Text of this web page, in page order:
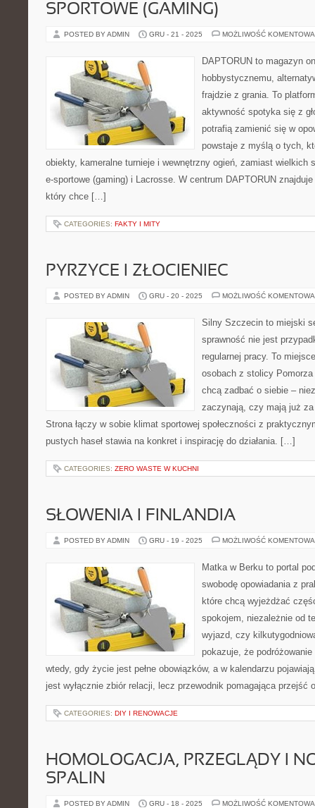
SPORTOWE (GAMING)
POSTED BY ADMIN GRU - 21 - 2025 MOŻLIWOŚĆ
DAPTORUN to magazyn
hobbystycznemu,
frajdzie z grania. To
aktywność spotyka się z
potrafią zamienić się w
powstaje z myślą o tych,
obiekty, kameralne turnieje i wewnętrzny ogień, zamiast wielkich
e-sportowe (gaming) i Lacrosse. W centrum DAPTORUN
który chce […]
CATEGORIES: FAKTY I MITY
PYRZYCE I ZŁOCIENIEC
POSTED BY ADMIN GRU - 20 - 2025 MOŻLIWOŚĆ
Silny Szczecin to miejski
sprawność nie jest
regularnej pracy. To
osobach z stolicy
chcą zadbać o siebie –
zaczynają, czy mają już
Strona łączy w sobie klimat sportowej społeczności z
pustych haseł stawia na konkret i inspirację do działania. […]
CATEGORIES: ZERO WASTE W KUCHNI
SŁOWENIA I FINLANDIA
POSTED BY ADMIN GRU - 19 - 2025 MOŻLIWOŚĆ
Matka w Berku to portal
swobodę opowiadania z
które chcą wyjeżdżać
spokojem, niezależnie od
wyjazd, czy
pokazuje, że
wtedy, gdy życie jest pełne obowiązków, a w kalendarzu
jest wyłącznie zbiór relacji, lecz przewodnik pomagająca przejść
CATEGORIES: DIY I RENOWACJE
HOMOLOGACJA, PRZEGLĄDY I
SPALIN
POSTED BY ADMIN GRU - 18 - 2025 MOŻLIWOŚĆ